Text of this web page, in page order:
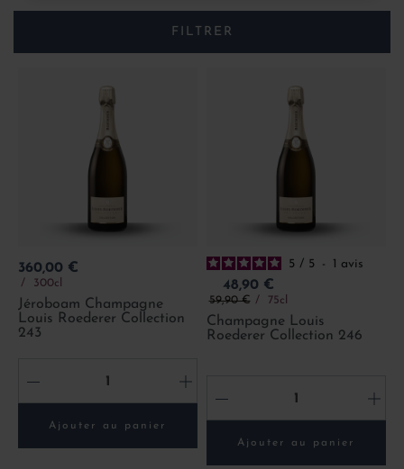
FILTRER
Prix
360,00 €
300cl
Jéroboam Champagne
Louis Roederer Collection
243
- +
Ajouter au panier
5 / 5 - 1 avis
Prix
48,90 €
Prix de base
59,90 € 75cl
Champagne Louis
Roederer Collection 246
- +
Ajouter au panier